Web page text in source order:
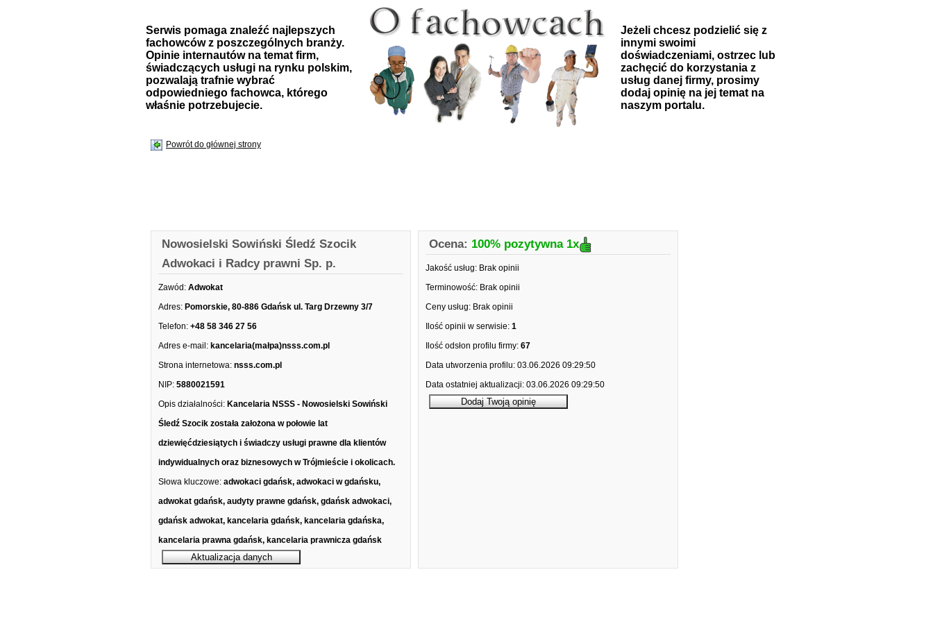
Serwis pomaga znaleźć najlepszych
fachowców z poszczególnych branży.
Opinie internautów na temat firm,
świadczących usługi na rynku polskim,
pozwalają trafnie wybrać
odpowiedniego fachowca, którego
właśnie potrzebujecie.
Jeżeli chcesz podzielić się z
innymi swoimi
doświadczeniami, ostrzec lub
zachęcić do korzystania z
usług danej firmy, prosimy
dodaj opinię na jej temat na
naszym portalu.
Powrót do głównej strony
Nowosielski Sowiński Śledź Szocik
Adwokaci i Radcy prawni Sp. p.
Zawód: Adwokat
Adres: Pomorskie, 80-886 Gdańsk ul. Targ Drzewny 3/7
Telefon: +48 58 346 27 56
Adres e-mail: kancelaria(małpa)nsss.com.pl
Strona internetowa: nsss.com.pl
NIP: 5880021591
Opis działalności: Kancelaria NSSS - Nowosielski Sowiński
Śledź Szocik została założona w połowie lat
dziewięćdziesiątych i świadczy usługi prawne dla klientów
indywidualnych oraz biznesowych w Trójmieście i okolicach.
Słowa kluczowe: adwokaci gdańsk, adwokaci w gdańsku,
adwokat gdańsk, audyty prawne gdańsk, gdańsk adwokaci,
gdańsk adwokat, kancelaria gdańsk, kancelaria gdańska,
kancelaria prawna gdańsk, kancelaria prawnicza gdańsk
Ocena: 100% pozytywna 1x
Jakość usług: Brak opinii
Terminowość: Brak opinii
Ceny usług: Brak opinii
Ilość opinii w serwisie: 1
Ilość odsłon profilu firmy: 67
Data utworzenia profilu: 03.06.2026 09:29:50
Data ostatniej aktualizacji: 03.06.2026 09:29:50